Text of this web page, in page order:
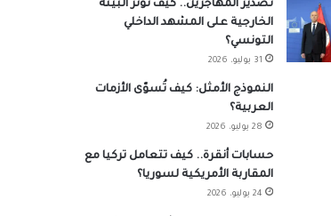
تصدير المهاجرين.. كيف تؤثر البيئة
الخارجية على المشهد الداخلي
التونسي؟
31 يوليو، 2026
النموذج الأمثل: كيف تُسوّى الأزمات
العربية؟
28 يوليو، 2026
حسابات أنقرة.. كيف تتعامل تركيا مع
المقاربة الأمريكية لسوريا؟
24 يوليو، 2026